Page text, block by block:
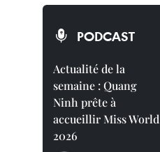
PODCAST
Actualité de la
semaine : Quang
Ninh prête à
accueillir Miss World
2026